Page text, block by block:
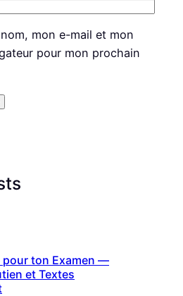
mon e-mail et mon
pour mon prochain
pour ton Examen —
et Textes